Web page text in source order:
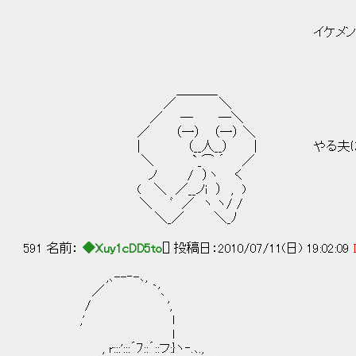
| rｰ< ﾉと)/ /
| ｀ﾌ"ﾉ /ｌ/|
イケメンなら目の前にいますぉ
＼ ＼彡 （__
＼ ＼
＼ ヽ
／ ＼
／ ─ ─＼
／ （一） （一） ＼
| （__人__） | やる夫は美人な女の
＼ `_⌒ ´ ／
ノ / ）ヽ く
( ＼ ／__ノi ） , )
＼ ﾞ ／ ヽ ヽ/ /
＼_／ ＼_ﾉ
591 名前： ◆Xuy1cDD5to [] 投稿日：2010/07/11(日) 19:02:09
,､--‐-､,
／ ｀'､
/ ',
,' l
, r:::':::´ﾌ::´::フ:}ヽ‐.､.,